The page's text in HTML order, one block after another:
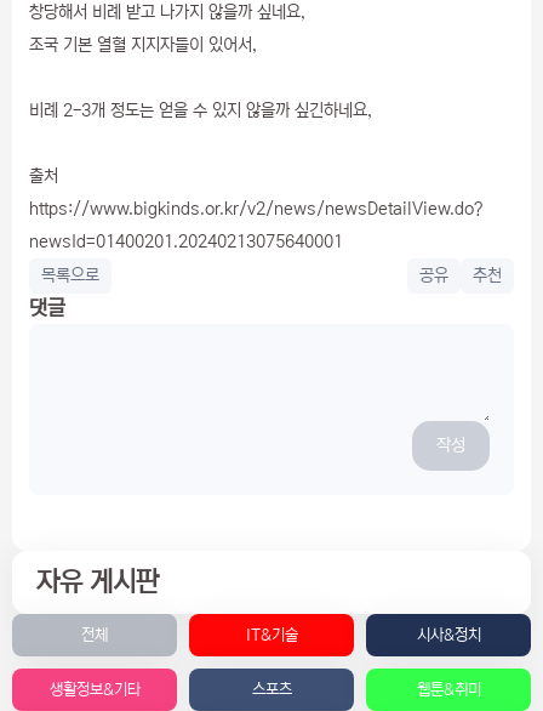
창당해서 비례 받고 나가지 않을까 싶네요,
조국 기본 열혈 지지자들이 있어서,
비례 2-3개 정도는 얻을 수 있지 않을까 싶긴하네요,
출처
https://www.bigkinds.or.kr/v2/news/newsDetailView.do?
newsId=01400201.20240213075640001
목록으로
공유 추천
댓글
작성
자유 게시판
전체 IT&기술 시사&정치
생활정보&기타 스포츠 웹툰&취미